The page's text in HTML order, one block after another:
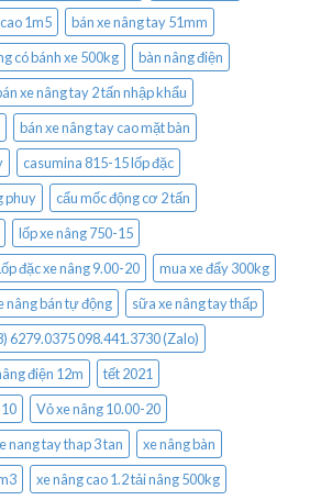
1m5
bán xe nâng tay 51mm
có bánh xe 500kg
bàn nâng điện
xe nâng tay 2 tấn nhập khẩu
bán xe nâng tay cao mặt bàn
casumina 815-15 lốp đặc
phuy
cẩu mốc động cơ 2 tấn
lốp xe nâng 750-15
đặc xe nâng 9.00-20
mua xe đẩy 300kg
nâng bán tự động
sữa xe nâng tay thấp
6279.0375 098.441.3730 (Zalo)
điện 12m
tết 2021
Vỏ xe nâng 10.00-20
nang tay thap 3 tan
xe nâng bàn
xe nâng cao 1.2 tải nâng 500kg